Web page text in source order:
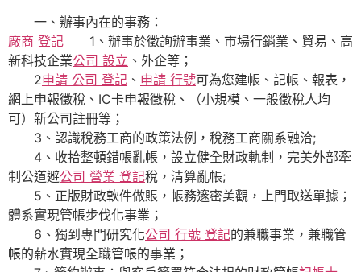
一、辦事內在的事務：
廠商 登記 1、辦事於徵詢辦事業、市場行銷業、貿易、高
新科技企業公司 設立 、外企等；
2申請 公司 登記 、 申請 行號可為您建帳、記帳、報表，
網上申報徵稅、IC卡申報徵稅、（小規模、一般徵稅人均
可）新公司註冊等；
3、認識稅務工商的政策法例，稅務工商關系融洽;
4、收拾整頓錯帳亂帳，設立健全財政軌制，完美外部牽
制公道避公司 營業 登記稅，清算亂帳;
5、正版財政軟件做賬，帳務邃密美觀，上門取送單據；
體系實現管帳步伐化事業；
6、獨到專門研究化公司 行號 登記的兼職事業，兼職管
帳的薪水實現全職管帳的事業；